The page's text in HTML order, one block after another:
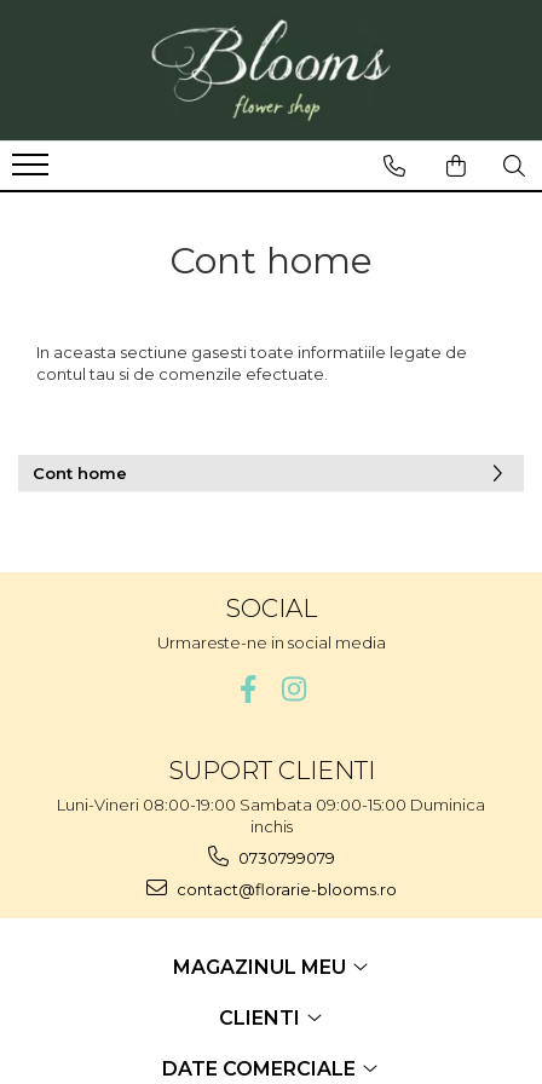
Cont home
In aceasta sectiune gasesti toate informatiile legate de
contul tau si de comenzile efectuate.
Cont home
SOCIAL
Urmareste-ne in social media
SUPORT CLIENTI
Luni-Vineri 08:00-19:00 Sambata 09:00-15:00 Duminica
inchis
0730799079
contact@florarie-blooms.ro
MAGAZINUL MEU
CLIENTI
DATE COMERCIALE